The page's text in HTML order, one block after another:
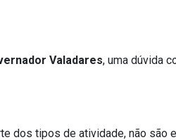
Valadares, uma dúvida
dos tipos de atividade, não